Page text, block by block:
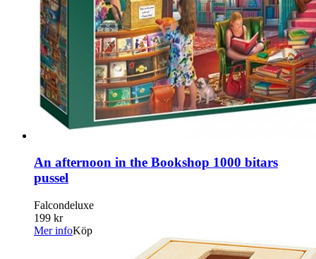
An afternoon in the Bookshop 1000 bitars
pussel
Falcondeluxe
199 kr
Mer infoKöp